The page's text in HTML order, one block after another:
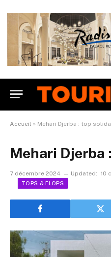
Accueil » Mehari Djerba : top
Mehari Djerba
7 décembre 2024 Updated: 10
TOPS & FLOPS